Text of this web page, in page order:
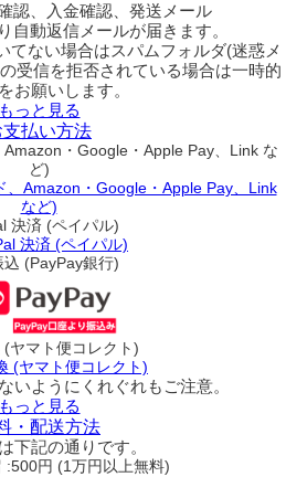
認、入金確認、発送メール
自動返信メールが届きます。
ない場合はスパムフォルダ(迷惑メ
受信を拒否されている場合は一時的
お願いします。
もっと見る
支払い方法
・Google・Apple Pay、Link な
ど)
決済 (ペイパル)
込 (PayPay銀行)
(ヤマト便コレクト)
いようにくれぐれもご注意。
もっと見る
・配送方法
下記の通りです。
:500円 (1万円以上無料)